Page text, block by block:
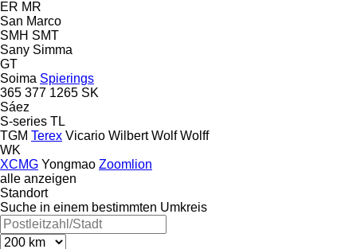
ER MR
San Marco
SMH SMT
Sany Simma
GT
Soima Spierings
365 377 1265 SK
Sáez
S-series TL
TGM Terex Vicario Wilbert Wolf Wolff
WK
XCMG Yongmao Zoomlion
alle anzeigen
Standort
Suche in einem bestimmten Umkreis